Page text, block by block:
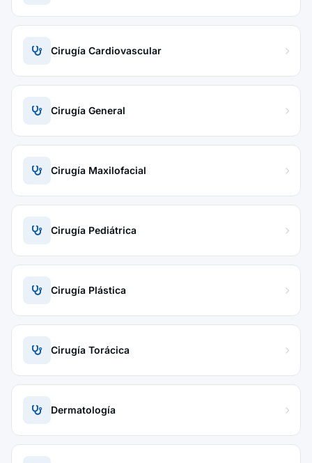
Cirugía Cardiovascular
Cirugía General
Cirugía Maxilofacial
Cirugía Pediátrica
Cirugía Plástica
Cirugía Torácica
Dermatología